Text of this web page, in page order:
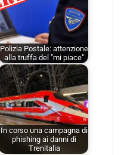
Polizia Postale: attenzione
alla truffa del "mi piace"
In corso una campagna di
phishing ai danni di
Trenitalia